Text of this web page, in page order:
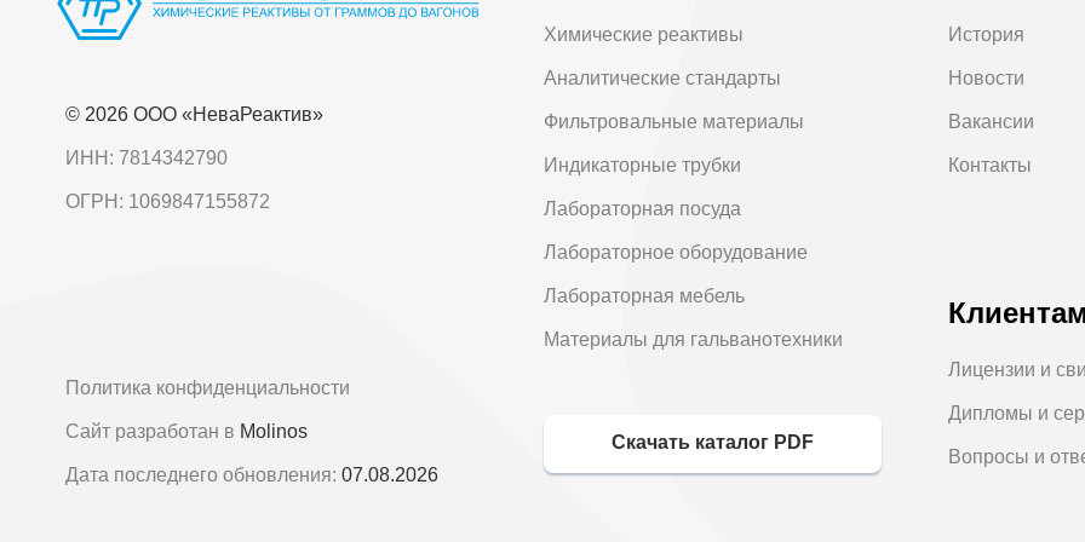
© 2026 OOO «НеваРеактив»
ИНН: 7814342790
ОГРН: 1069847155872
Политика конфиденциальности
Сайт разработан в Molinos
Дата последнего обновления: 07.08.2026
Химические реактивы
Аналитические стандарты
Фильтровальные материалы
Индикаторные трубки
Лабораторная посуда
Лабораторное оборудование
Лабораторная мебель
Материалы для гальванотехники
Скачать каталог PDF
История
Новости
Вакансии
Контакты
Лицензии и
Дипломы и
Вопросы и